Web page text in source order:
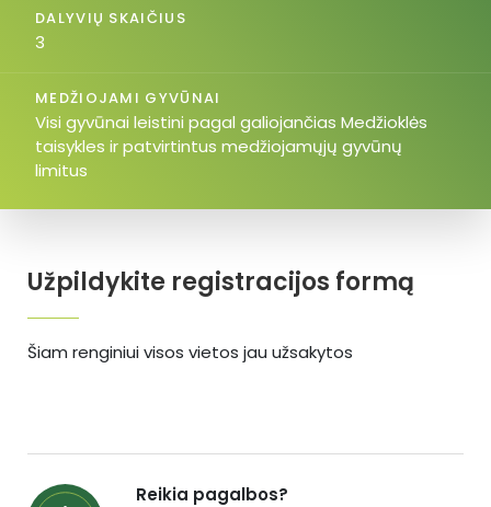
Užpildykite registracijos formą
Šiam renginiui visos vietos jau užsakytos
DALYVIŲ SKAIČIUS
3
MEDŽIOJAMI GYVŪNAI
Visi gyvūnai leistini pagal galiojančias Medžioklės
taisykles ir patvirtintus medžiojamųjų gyvūnų
limitus
Reikia pagalbos?